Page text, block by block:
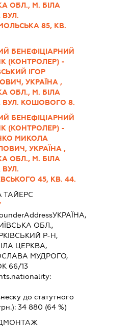
ОБЛ., М. БІЛА
ВУЛ.
85, КВ.
БЕНЕФІЦІАРНИЙ
(КОНТРОЛЕР) -
ІГОР
УКРАЇНА ,
ОБЛ., М. БІЛА
ВУЛ. КОШОВОГО 8.
БЕНЕФІЦІАРНИЙ
(КОНТРОЛЕР) -
МИКОЛА
УКРАЇНА ,
ОБЛ., М. БІЛА
ВУЛ.
45, КВ. 44.
ТАЙЕРС
УКРАЇНА,
ОБЛ.,
Р-Н,
ЦЕРКВА,
МУДРОГО,
66/13
до статутного
34 880 (64 %)